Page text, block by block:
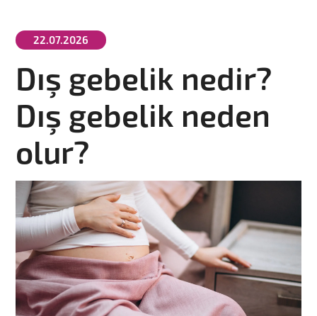
22.07.2026
Dış gebelik nedir?
Dış gebelik neden
olur?